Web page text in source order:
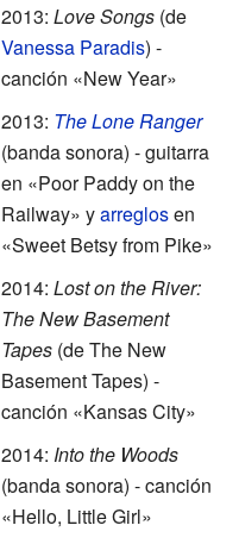
2013: Love Songs (de
Vanessa Paradis) -
canción «New Year»
2013: The Lone Ranger
(banda sonora) - guitarra
en «Poor Paddy on the
Railway» yarreglosen
«Sweet Betsy from Pike»
2014: Lost on the River:
The New Basement
Tapes (de The New
Basement Tapes) -
canción «Kansas City»
2014: Into the Woods
(banda sonora) - canción
«Hello, Little Girl»